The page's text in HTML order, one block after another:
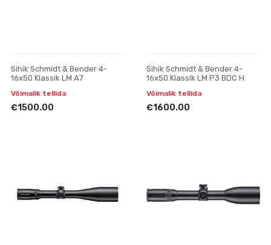
Sihik Schmidt & Bender 4-
16x50 Klassik LM A7
Võimalik tellida
€1500.00
Sihik Schmidt & Bender 4-
16x50 Klassik LM P3 BDC H
Võimalik tellida
€1600.00